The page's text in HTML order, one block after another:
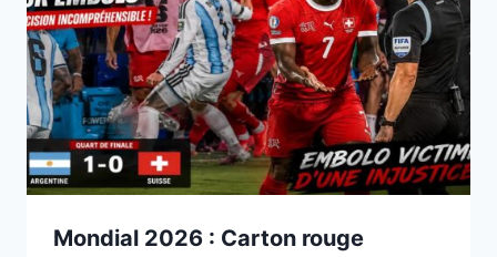
Mondial 2026 : Carton rouge